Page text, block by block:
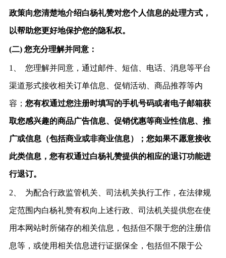
政策向您清楚地介绍白杨礼赞对您个人信息的处理方式，
以帮助您更好地保护您的隐私权。
(二)您充分理解并同意：
1、 您理解并同意，通过邮件、短信、电话、消息等平台
渠道形式接收相关订单信息、促销活动、商品推荐等内
容； 您有权通过您注册时填写的手机号码或者电子邮箱获
取您感兴趣的商品广告信息、促销优惠等商业性信息、推
广或信息（包括商业或非商业信息）；您如果不愿意接收
此类信息，您有权通过白杨礼赞提供的相应的退订功能进
行退订。
2、 为配合行政监管机关、司法机关执行工作，在法律规
定范围内白杨礼赞有权向上述行政、司法机关提供您在使
用本网站时所储存的相关信息，包括但不限于您的注册信
息等，或使用相关信息进行证据保全，包括但不限于公